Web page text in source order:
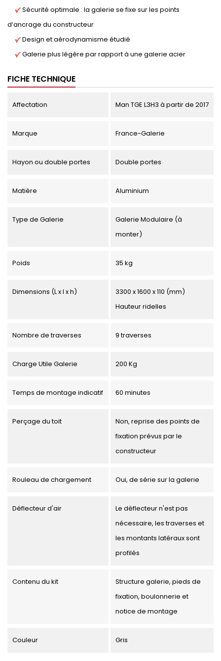
Sécurité optimale : la galerie se fixe sur les points
d’ancrage du constructeur
Design et aérodynamisme étudié
Galerie plus légère par rapport à une galerie acier
FICHE TECHNIQUE
Affectation Man TGE L3H3 à partir de 2017
Marque France-Galerie
Hayon ou double portes Double portes
Matière Aluminium
Type de Galerie
Galerie Modulaire (à
monter)
Poids 35 kg
Dimensions (L x l x h)
3300 x 1600 x 110 (mm)
Hauteur ridelles
Nombre de traverses 9 traverses
Charge Utile Galerie 200 Kg
Temps de montage indicatif 60 minutes
Perçage du toit
Non, reprise des points de
fixation prévus par le
constructeur
Rouleau de chargement Oui, de série sur la galerie
Déflecteur d'air
Le déflecteur n'est pas
nécessaire, les traverses et
les montants latéraux sont
profilés
Contenu du kit
Structure galerie, pieds de
fixation, boulonnerie et
notice de montage
Couleur Gris